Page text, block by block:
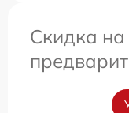
Скидка